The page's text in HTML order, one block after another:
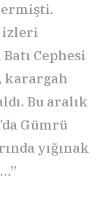
izleri
Cephesi
karargah
Bu aralık
Gümrü
yığınak